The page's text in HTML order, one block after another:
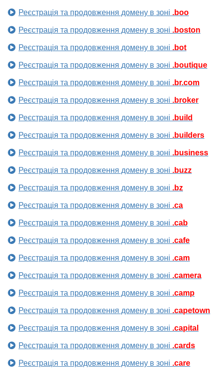
Реєстрація та продовження домену в зоні .boo
Реєстрація та продовження домену в зоні .boston
Реєстрація та продовження домену в зоні .bot
Реєстрація та продовження домену в зоні .boutique
Реєстрація та продовження домену в зоні .br.com
Реєстрація та продовження домену в зоні .broker
Реєстрація та продовження домену в зоні .build
Реєстрація та продовження домену в зоні .builders
Реєстрація та продовження домену в зоні .business
Реєстрація та продовження домену в зоні .buzz
Реєстрація та продовження домену в зоні .bz
Реєстрація та продовження домену в зоні .ca
Реєстрація та продовження домену в зоні .cab
Реєстрація та продовження домену в зоні .cafe
Реєстрація та продовження домену в зоні .cam
Реєстрація та продовження домену в зоні .camera
Реєстрація та продовження домену в зоні .camp
Реєстрація та продовження домену в зоні .capetown
Реєстрація та продовження домену в зоні .capital
Реєстрація та продовження домену в зоні .cards
Реєстрація та продовження домену в зоні .care